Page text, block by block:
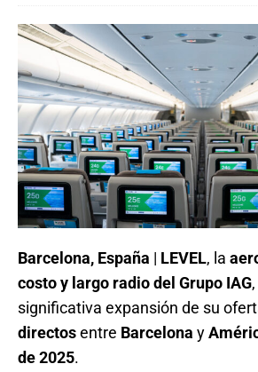
Barcelona, España | LEVEL, la
costo y largo radio del Grupo IAG
significativa expansión de su
directosentre Barcelona y
de 2025.